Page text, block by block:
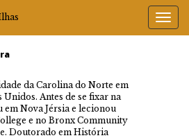
da Carolina do Norte em
Antes de se fixar na
Nova Jérsia e lecionou
e no Bronx Community
Doutorado em História